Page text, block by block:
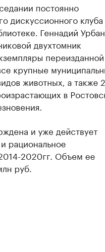
постоянно
дискуссионного клуба
Геннадий Урбан
двухтомник
переизданной
крупные
животных, а также
в
и уже действует
рациональное
2020гг. Объем ее
руб.